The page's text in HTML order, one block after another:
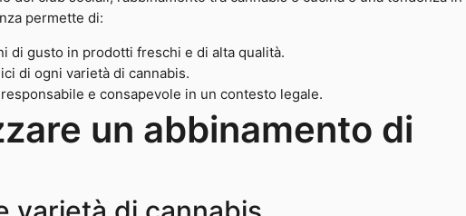
permette di:
di gusto in prodotti freschi e di alta qualità.
di ogni varietà di cannabis.
e consapevole in un contesto legale.
un abbinamento di